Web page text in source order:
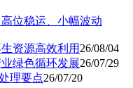
位稳运、小幅波动
资源高效利用 26/08/04
绿色循环发展26/07/29
理要点26/07/20